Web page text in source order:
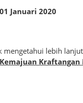
Januari 2020
mengetahui lebih
Kraftangan